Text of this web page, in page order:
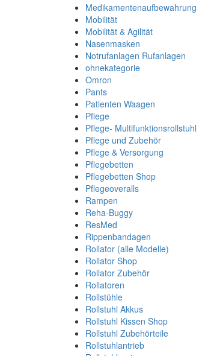
Medikamentenaufbewahrung
Mobilität
Mobilität & Agilität
Nasenmasken
Notrufanlagen Rufanlagen
ohnekategorie
Omron
Pants
Patienten Waagen
Pflege
Pflege- Multifunktionsrollstuhl
Pflege und Zubehör
Pflege & Versorgung
Pflegebetten
Pflegebetten Shop
Pflegeoveralls
Rampen
Reha-Buggy
ResMed
Rippenbandagen
Rollator (alle Modelle)
Rollator Shop
Rollator Zubehör
Rollatoren
Rollstühle
Rollstuhl Akkus
Rollstuhl Kissen Shop
Rollstuhl Zubehörteile
Rollstuhlantrieb